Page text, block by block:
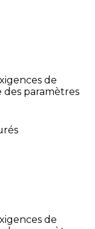
de
paramètres
de